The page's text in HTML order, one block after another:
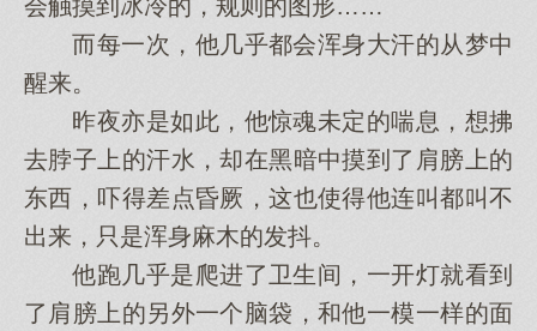
会触摸到冰冷的，规则的图形……
而每一次，他几乎都会浑身大汗的从梦中
醒来。
昨夜亦是如此，他惊魂未定的喘息，想拂
去脖子上的汗水，却在黑暗中摸到了肩膀上的
东西，吓得差点昏厥，这也使得他连叫都叫不
出来，只是浑身麻木的发抖。
他跑几乎是爬进了卫生间，一开灯就看到
了肩膀上的另外一个脑袋，和他一模一样的面